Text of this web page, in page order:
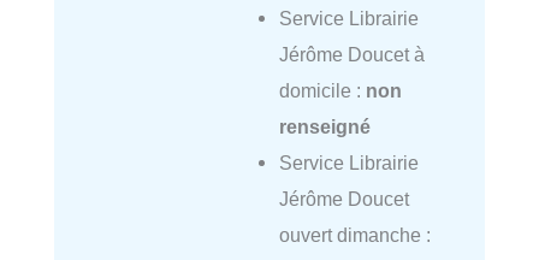
Service Librairie
Jérôme Doucet à
domicile : non
renseigné
Service Librairie
Jérôme Doucet
ouvert dimanche :